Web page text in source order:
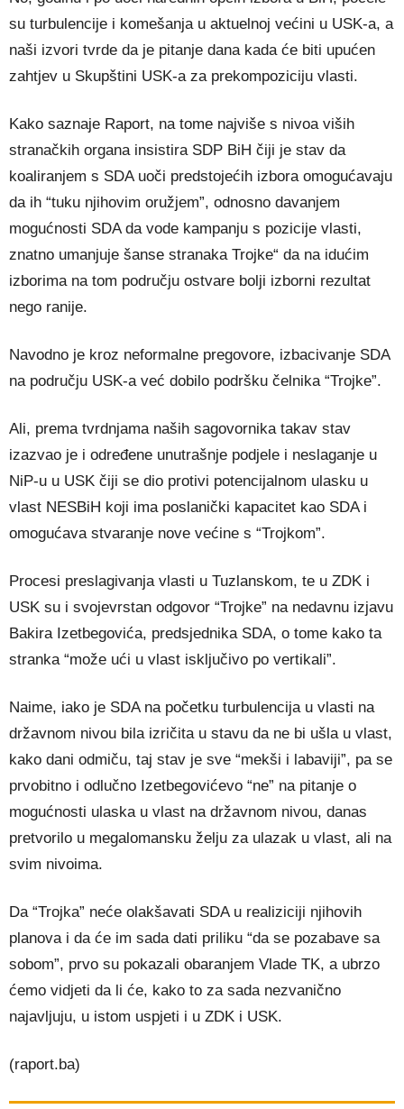
su turbulencije i komešanja u aktuelnoj većini u USK-a, a
naši izvori tvrde da je pitanje dana kada će biti upućen
zahtjev u Skupštini USK-a za prekompoziciju vlasti.
Kako saznaje Raport, na tome najviše s nivoa viših
stranačkih organa insistira SDP BiH čiji je stav da
koaliranjem s SDA uoči predstojećih izbora omogućavaju
da ih “tuku njihovim oružjem”, odnosno davanjem
mogućnosti SDA da vode kampanju s pozicije vlasti,
znatno umanjuje šanse stranaka Trojke“ da na idućim
izborima na tom području ostvare bolji izborni rezultat
nego ranije.
Navodno je kroz neformalne pregovore, izbacivanje SDA
na području USK-a već dobilo podršku čelnika “Trojke”.
Ali, prema tvrdnjama naših sagovornika takav stav
izazvao je i određene unutrašnje podjele i neslaganje u
NiP-u u USK čiji se dio protivi potencijalnom ulasku u
vlast NESBiH koji ima poslanički kapacitet kao SDA i
omogućava stvaranje nove većine s “Trojkom”.
Procesi preslagivanja vlasti u Tuzlanskom, te u ZDK i
USK su i svojevrstan odgovor “Trojke” na nedavnu izjavu
Bakira Izetbegovića, predsjednika SDA, o tome kako ta
stranka “može ući u vlast isključivo po vertikali”.
Naime, iako je SDA na početku turbulencija u vlasti na
državnom nivou bila izričita u stavu da ne bi ušla u vlast,
kako dani odmiču, taj stav je sve “mekši i labaviji”, pa se
prvobitno i odlučno Izetbegovićevo “ne” na pitanje o
mogućnosti ulaska u vlast na državnom nivou, danas
pretvorilo u megalomansku želju za ulazak u vlast, ali na
svim nivoima.
Da “Trojka” neće olakšavati SDA u realiziciji njihovih
planova i da će im sada dati priliku “da se pozabave sa
sobom”, prvo su pokazali obaranjem Vlade TK, a ubrzo
ćemo vidjeti da li će, kako to za sada nezvanično
najavljuju, u istom uspjeti i u ZDK i USK.
(raport.ba)